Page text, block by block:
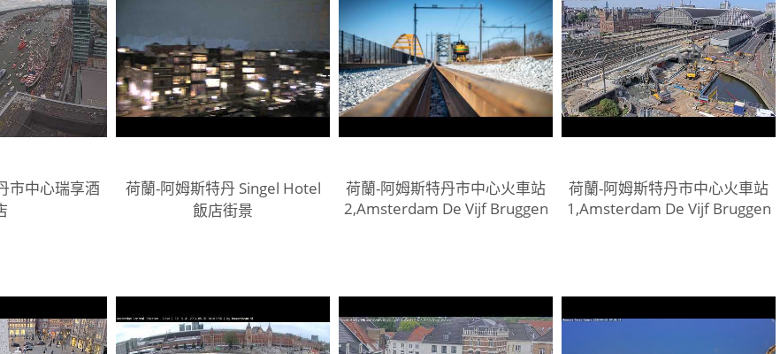
市中心瑞享酒
荷蘭-阿姆斯特丹 Singel Hotel
飯店街景
荷蘭-阿姆斯特丹市中心火車站
2,Amsterdam De Vijf Bruggen
荷蘭-阿姆斯特丹市中心火車站
1,Amsterdam De Vijf Bruggen